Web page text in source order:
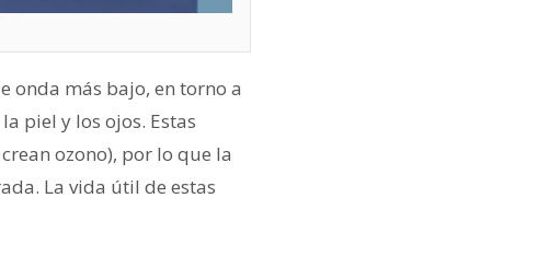
onda más bajo, en torno a
piel y los ojos. Estas
ozono), por lo que la
La vida útil de estas